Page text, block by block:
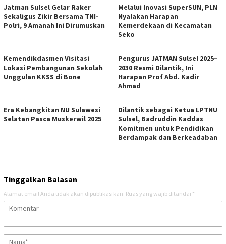
Jatman Sulsel Gelar Raker
Sekaligus Zikir Bersama TNI-
Polri, 9 Amanah Ini Dirumuskan
Melalui Inovasi SuperSUN, PLN
Nyalakan Harapan
Kemerdekaan di Kecamatan
Seko
Kemendikdasmen Visitasi
Lokasi Pembangunan Sekolah
Unggulan KKSS di Bone
Pengurus JATMAN Sulsel 2025–
2030 Resmi Dilantik, Ini
Harapan Prof Abd. Kadir
Ahmad
Era Kebangkitan NU Sulawesi
Selatan Pasca Muskerwil 2025
Dilantik sebagai Ketua LPTNU
Sulsel, Badruddin Kaddas
Komitmen untuk Pendidikan
Berdampak dan Berkeadaban
Tinggalkan Balasan
Alamat email Anda tidak akan dipublikasikan. Ruas yang wajib ditandai *